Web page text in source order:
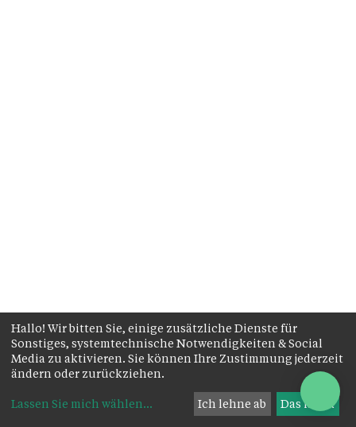
Hallo! Wir bitten Sie, einige zusätzliche Dienste für
Sonstiges, systemtechnische Notwendigkeiten & Social
Media zu aktivieren. Sie können Ihre Zustimmung jederzeit
ändern oder zurückziehen.
Lassen Sie mich wählen... Ich lehne ab Das ist ok